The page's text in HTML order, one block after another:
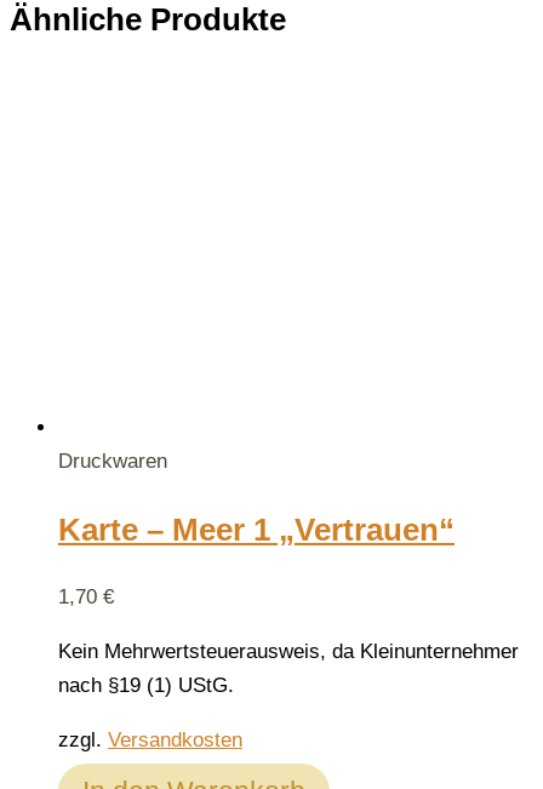
Ähnliche Produkte
Druckwaren
Karte – Meer 1 „Vertrauen“
1,70 €
Kein Mehrwertsteuerausweis, da Kleinunternehmer
nach §19 (1) UStG.
zzgl. Versandkosten